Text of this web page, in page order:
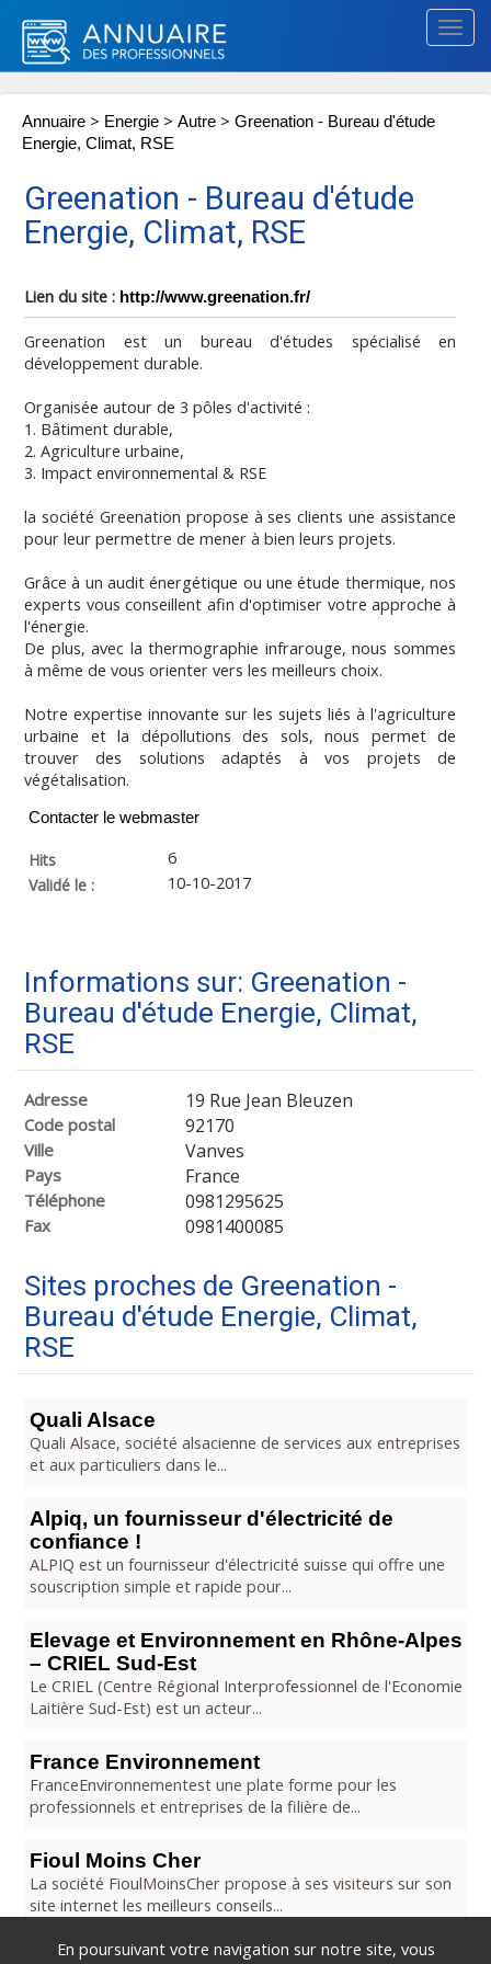
Annuaire > Energie > Autre > Greenation - Bureau d'étude
Energie, Climat, RSE
Greenation - Bureau d'étude
Energie, Climat, RSE
Lien du site : http://www.greenation.fr/
Greenation est un bureau d'études spécialisé en
développement durable.
Organisée autour de 3 pôles d'activité :
1. Bâtiment durable,
2. Agriculture urbaine,
3. Impact environnemental & RSE
la société Greenation propose à ses clients une assistance
pour leur permettre de mener à bien leurs projets.
Grâce à un audit énergétique ou une étude thermique, nos
experts vous conseillent afin d'optimiser votre approche à
l'énergie.
De plus, avec la thermographie infrarouge, nous sommes
à même de vous orienter vers les meilleurs choix.
Notre expertise innovante sur les sujets liés à l'agriculture
urbaine et la dépollutions des sols, nous permet de
trouver des solutions adaptés à vos projets de
végétalisation.
Contacter le webmaster
Hits
6
Validé le :
10-10-2017
Informations sur: Greenation -
Bureau d'étude Energie, Climat,
RSE
Adresse 19 Rue Jean Bleuzen
Code postal 92170
Ville Vanves
Pays France
Téléphone 0981295625
Fax 0981400085
Sites proches de Greenation -
Bureau d'étude Energie, Climat,
RSE
Quali Alsace
Quali Alsace, société alsacienne de services aux entreprises
et aux particuliers dans le...
Alpiq, un fournisseur d'électricité de
confiance !
ALPIQ est un fournisseur d'électricité suisse qui offre une
souscription simple et rapide pour...
Elevage et Environnement en Rhône-Alpes
– CRIEL Sud-Est
Le CRIEL (Centre Régional Interprofessionnel de l'Economie
Laitière Sud-Est) est un acteur...
France Environnement
FranceEnvironnementest une plate forme pour les
professionnels et entreprises de la filière de...
Fioul Moins Cher
La société FioulMoinsCher propose à ses visiteurs sur son
site internet les meilleurs conseils...
En poursuivant votre navigation sur notre site, vous